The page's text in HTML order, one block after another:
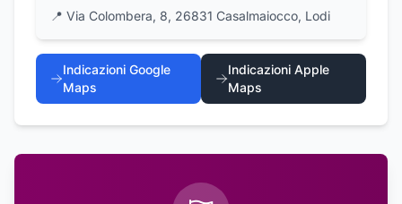
📍 Via Colombera, 8, 26831 Casalmaiocco, Lodi
Indicazioni Google
Maps
Indicazioni Apple
Maps